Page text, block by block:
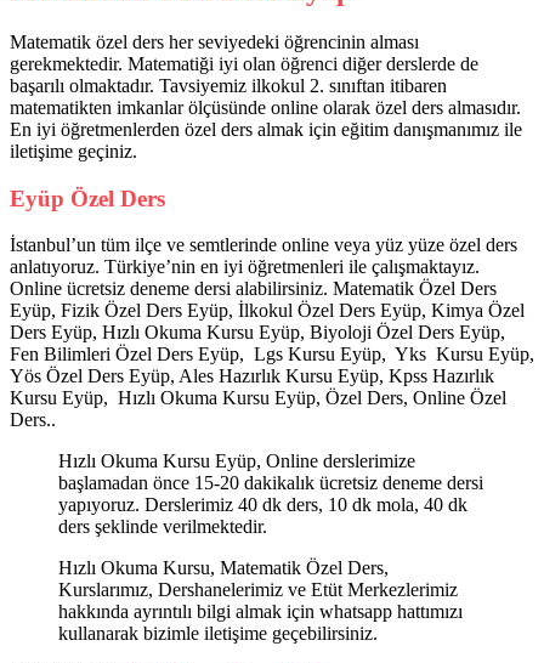
Matematik özel ders her seviyedeki öğrencinin alması
gerekmektedir. Matematiği iyi olan öğrenci diğer derslerde de
başarılı olmaktadır. Tavsiyemiz ilkokul 2. sınıftan itibaren
matematikten imkanlar ölçüsünde online olarak özel ders almasıdır.
En iyi öğretmenlerden özel ders almak için eğitim danışmanımız ile
iletişime geçiniz.
Eyüp Özel Ders
İstanbul’un tüm ilçe ve semtlerinde online veya yüz yüze özel ders
anlatıyoruz. Türkiye’nin en iyi öğretmenleri ile çalışmaktayız.
Online ücretsiz deneme dersi alabilirsiniz. Matematik Özel Ders
Eyüp, Fizik Özel Ders Eyüp, İlkokul Özel Ders Eyüp, Kimya Özel
Ders Eyüp, Hızlı Okuma Kursu Eyüp, Biyoloji Özel Ders Eyüp,
Fen Bilimleri Özel Ders Eyüp, Lgs Kursu Eyüp, Yks Kursu Eyüp,
Yös Özel Ders Eyüp, Ales Hazırlık Kursu Eyüp, Kpss Hazırlık
Kursu Eyüp, Hızlı Okuma Kursu Eyüp, Özel Ders, Online Özel
Ders..
Hızlı Okuma Kursu Eyüp, Online derslerimize
başlamadan önce 15-20 dakikalık ücretsiz deneme dersi
yapıyoruz. Derslerimiz 40 dk ders, 10 dk mola, 40 dk
ders şeklinde verilmektedir.
Hızlı Okuma Kursu, Matematik Özel Ders,
Kurslarımız, Dershanelerimiz ve Etüt Merkezlerimiz
hakkında ayrıntılı bilgi almak için whatsapp hattımızı
kullanarak bizimle iletişime geçebilirsiniz.